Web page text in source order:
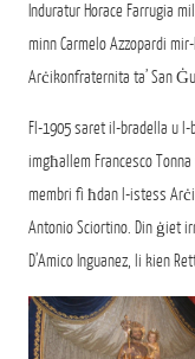
Induratur Horace Farrugia
minn Carmelo Azzopardi
Arċikonfraternita ta’ San
Fl-1905 saret il-bradella u
imgħallem Francesco
membri fi ħdan l-istess
Antonio Sciortino. Din ġiet
D’Amico Inguanez, li kien